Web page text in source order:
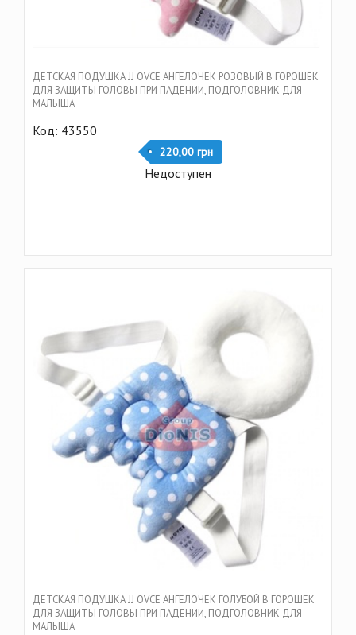
ДЕТСКАЯ ПОДУШКА JJ OVCE АНГЕЛОЧЕК РОЗОВЫЙ В ГОРОШЕК
ДЛЯ ЗАЩИТЫ ГОЛОВЫ ПРИ ПАДЕНИИ, ПОДГОЛОВНИК ДЛЯ
МАЛЫША
Код: 43550
220,00 грн
Недоступен
ДЕТСКАЯ ПОДУШКА JJ OVCE АНГЕЛОЧЕК ГОЛУБОЙ В ГОРОШЕК
ДЛЯ ЗАЩИТЫ ГОЛОВЫ ПРИ ПАДЕНИИ, ПОДГОЛОВНИК ДЛЯ
МАЛЫША